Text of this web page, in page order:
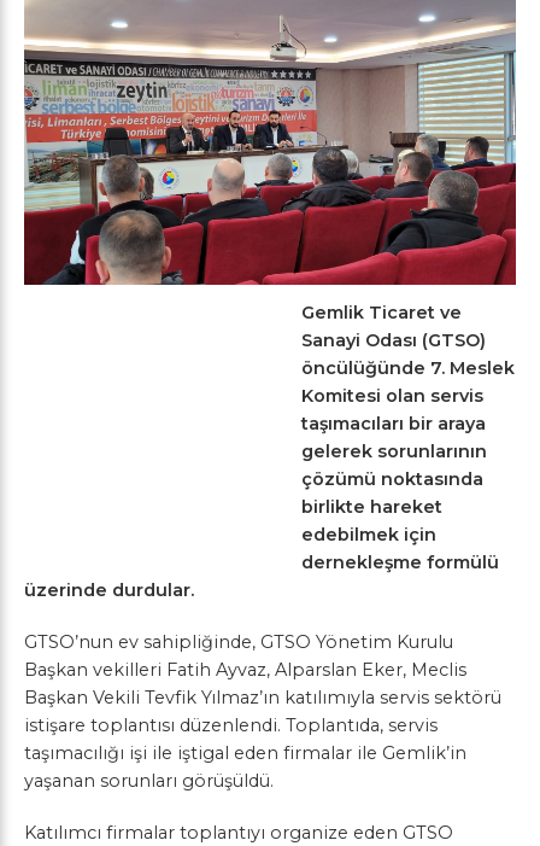
Gemlik Ticaret ve
Sanayi Odası (GTSO)
öncülüğünde 7. Meslek
Komitesi olan servis
taşımacıları bir araya
gelerek sorunlarının
çözümü noktasında
birlikte hareket
edebilmek için
dernekleşme formülü
üzerinde durdular.
GTSO’nun ev sahipliğinde, GTSO Yönetim Kurulu
Başkan vekilleri Fatih Ayvaz, Alparslan Eker, Meclis
Başkan Vekili Tevfik Yılmaz’ın katılımıyla servis sektörü
istişare toplantısı düzenlendi. Toplantıda, servis
taşımacılığı işi ile iştigal eden firmalar ile Gemlik’in
yaşanan sorunları görüşüldü.
Katılımcı firmalar toplantıyı organize eden GTSO